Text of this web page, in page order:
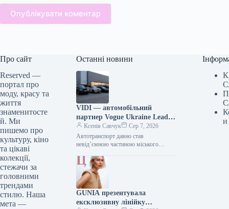
Опублікувати коментар
Про сайт
Reserved —
портал про
моду, красу та
життя
знаменитосте
й. Ми
пишемо про
культуру, кіно
та цікаві
колекції,
стежачи за
головними
трендами
стилю. Наша
мета —
Останні новини
VIDI — автомобільний
партнер Vogue Ukraine Leaders
Gala: які автомобілі будуть
представлені на заході
Ксенія Савчук
Сер 7, 2026
Автотранспорт давно став
невід’ємною частиною міського
роботу та дім, подорожі та
повсякденні клопоти. Тому вибір…
GUNIA презентувала
ексклюзивну лінійку
и